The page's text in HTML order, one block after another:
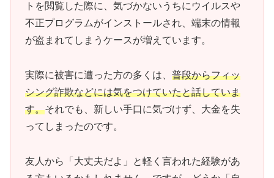
トを閲覧した際に、気づかないうちにウイルスや
不正プログラムがインストールされ、端末の情報
が盗まれてしまうケースが増えています。
実際に被害に遭った方の多くは、 普段からフィッ
シング詐欺などには気をつけていたと話していま
す。それでも、新しい手口に気づけず、大金を失
ってしまったのです。
友人から「大丈夫だよ」と軽く言われた経験があ